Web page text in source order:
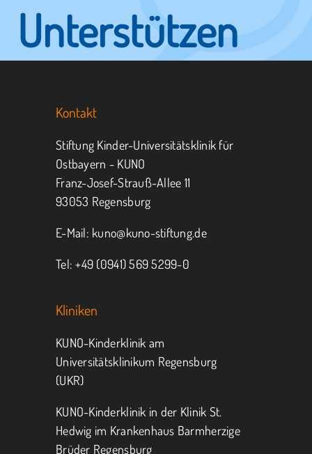
Unterstützen
Sie KUNO.
Jeder kann helfen.
MITMACHEN SPENDEN
Kontakt
Stiftung Kinder-Universitätsklinik für
Ostbayern - KUNO
Franz-Josef-Strauß-Allee 11
93053 Regensburg
E-Mail: kuno@kuno-stiftung.de
Tel: +49 (0941) 569 5299-0
Kliniken
KUNO-Kinderklinik am
Universitätsklinikum Regensburg
(UKR)
KUNO-Kinderklinik in der Klinik St.
Hedwig im Krankenhaus Barmherzige
Brüder Regensburg